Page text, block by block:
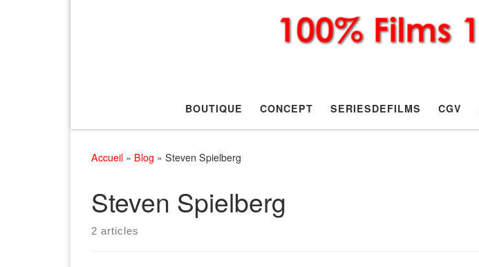
BOUTIQUE CONCEPT SERIESDEFILMS CGV
Accueil » Blog » Steven Spielberg
Steven Spielberg
2 articles